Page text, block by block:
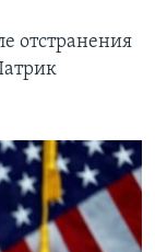
отстранения